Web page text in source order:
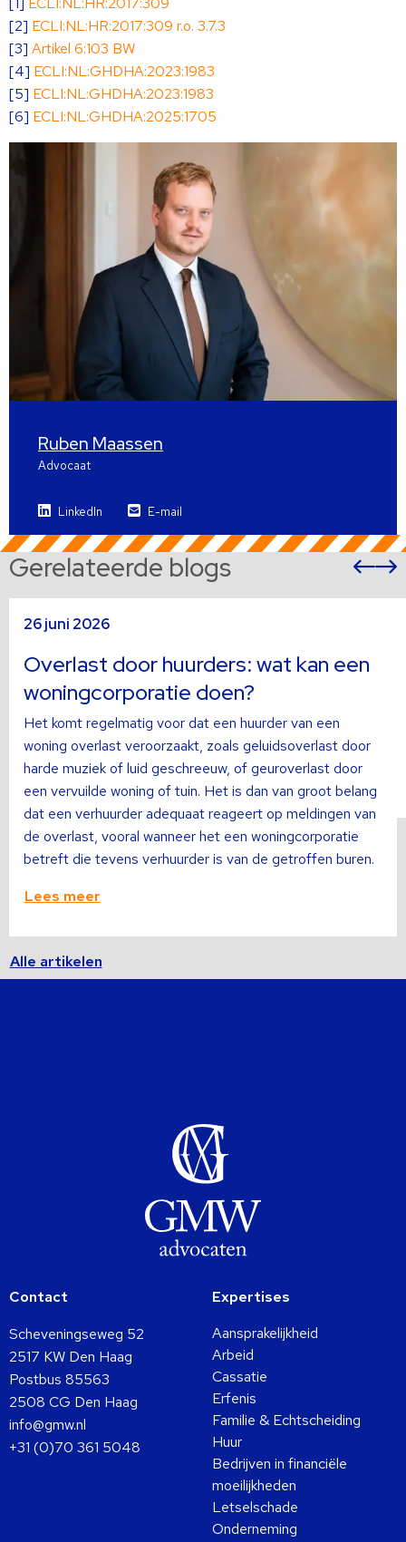
[2] ECLI:NL:HR:2017:309 r.o. 3.7.3
[3] Artikel 6:103 BW
[4] ECLI:NL:GHDHA:2023:1983
[5] ECLI:NL:GHDHA:2023:1983
[6] ECLI:NL:GHDHA:2025:1705
Ruben Maassen
Advocaat
LinkedIn E-mail
Gerelateerde blogs
26 juni 2026
Overlast door huurders: wat kan een
woningcorporatie doen?
Het komt regelmatig voor dat een huurder van een
woning overlast veroorzaakt, zoals geluidsoverlast door
harde muziek of luid geschreeuw, of geuroverlast door
een vervuilde woning of tuin. Het is dan van groot belang
dat een verhuurder adequaat reageert op meldingen van
de overlast, vooral wanneer het een woningcorporatie
betreft die tevens verhuurder is van de getroffen buren.
Lees meer
meer
Alle artikelen
Contact
Scheveningseweg 52
2517 KW Den Haag
Postbus 85563
2508 CG Den Haag
info@gmw.nl
+31 (0)70 361 5048
Expertises
Aansprakelijkheid
Arbeid
Cassatie
Erfenis
Familie & Echtscheiding
Huur
Bedrijven in financiële
moeilijkheden
Letselschade
Onderneming